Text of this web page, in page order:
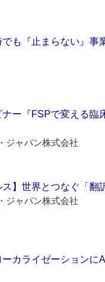
でも『止まらない』
ナー『FSPで変える
ジャパン株式会社
ス】世界とつなぐ「
ジャパン株式会社
カライゼーションに